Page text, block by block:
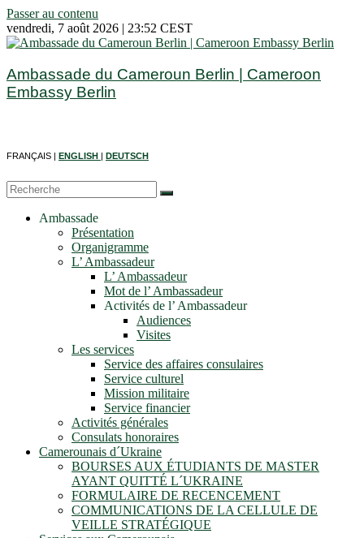
Passer au contenu
vendredi, 7 août 2026 | 23:52 CEST
Ambassade du Cameroun Berlin | Cameroon
Embassy Berlin
FRANÇAIS | ENGLISH DEUTSCH
Ambassade
Présentation
Organigramme
L’ Ambassadeur
L’ Ambassadeur
Mot de l’ Ambassadeur
Activités de l’ Ambassadeur
Audiences
Visites
Les services
Service des affaires consulaires
Service culturel
Mission militaire
Service financier
Activités générales
Consulats honoraires
Camerounais d´Ukraine
BOURSES AUX ÉTUDIANTS DE MASTER
AYANT QUITTÉ L´UKRAINE
FORMULAIRE DE RECENCEMENT
COMMUNICATIONS DE LA CELLULE DE
VEILLE STRATÉGIQUE